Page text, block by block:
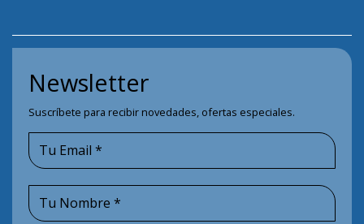
Newsletter
Suscríbete para recibir novedades, ofertas especiales.